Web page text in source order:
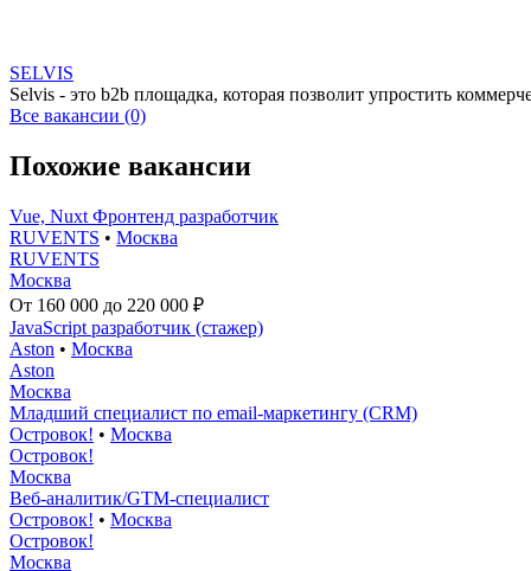
SELVIS
Selvis - это b2b площадка, которая позволит упростить
Все вакансии (0)
Похожие вакансии
Vue, Nuxt Фронтенд разработчик
RUVENTS • Москва
RUVENTS
Москва
От 160 000 до 220 000 ₽
JavaScript разработчик (стажер)
Aston • Москва
Aston
Москва
Младший специалист по email-маркетингу (CRM)
Островок! • Москва
Островок!
Москва
Веб-аналитик/GTM-специалист
Островок! • Москва
Островок!
Москва